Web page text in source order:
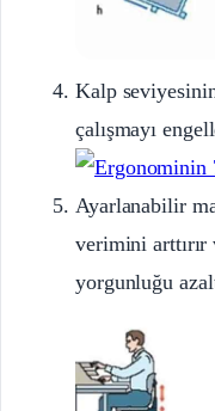
Kalp
çalışmayı
Ayarlanabilir
verimini arttırır
yorgunluğu